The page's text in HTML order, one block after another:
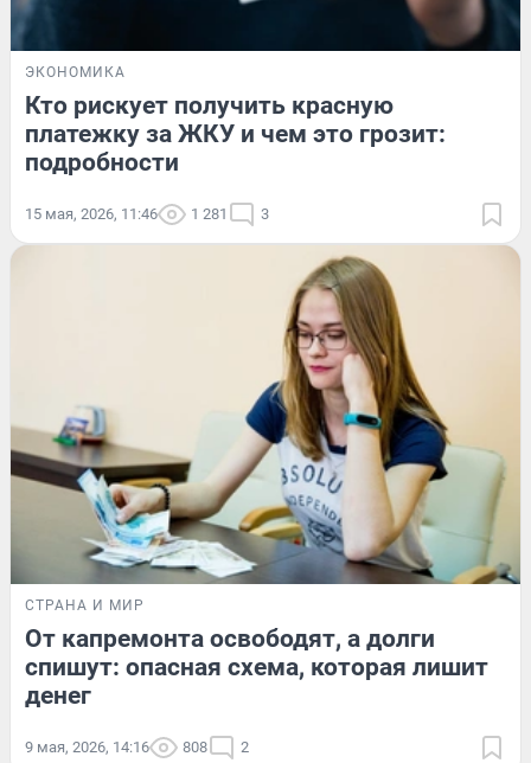
ЭКОНОМИКА
Кто рискует получить красную
платежку за ЖКУ и чем это грозит:
подробности
15 мая, 2026, 11:46 1 281 3
СТРАНА И МИР
От капремонта освободят, а долги
спишут: опасная схема, которая лишит
денег
9 мая, 2026, 14:16 808 2